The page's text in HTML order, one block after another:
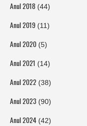
Anul 2018 (44)
Anul 2019 (11)
Anul 2020 (5)
Anul 2021 (14)
Anul 2022 (38)
Anul 2023 (90)
Anul 2024 (42)